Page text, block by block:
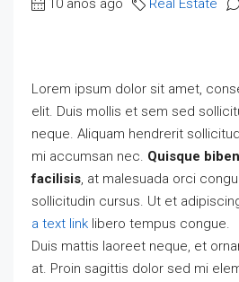
10 años ago Real Estate
Lorem ipsum dolor sit amet,
elit. Duis mollis et sem sed
neque. Aliquam hendrerit
mi accumsan nec. Quisque
facilisis, at malesuada orci
sollicitudin cursus. Ut et
a text link libero tempus congue.
Duis mattis laoreet neque, et
at. Proin sagittis dolor sed mi